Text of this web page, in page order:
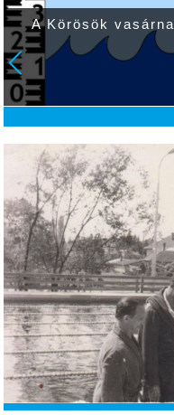
A Körösök